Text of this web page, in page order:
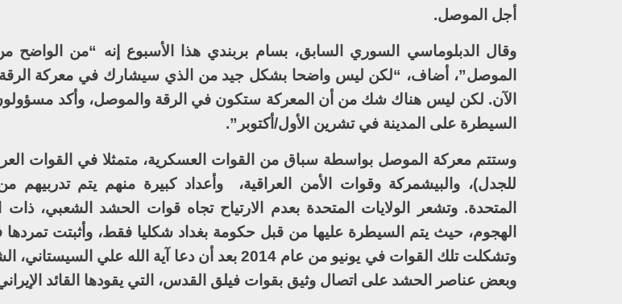
أجل الموصل.
وقال الدبلوماسي السوري السابق، بسام بربندي هذا الأسبوع إنه “من
الموصل”، أضاف، “لكن ليس واضحا بشكل جيد من الذي سيشارك في معركة الرقة.
الآن. لكن ليس هناك شك من أن المعركة ستكون في الرقة والموصل، وأكد
السيطرة على المدينة في تشرين الأول/أكتوبر”.
وستتم معركة الموصل بواسطة سباق من القوات العسكرية، متمثلا في القوات
للجدل)، والبيشمركة وقوات الأمن العراقية، وأعداد كبيرة منهم يتم تدربيهم
المتحدة. وتشعر الولايات المتحدة بعدم الارتياح تجاه قوات الحشد الشعبي، ذات
الهجوم، حيث يتم السيطرة عليها من قبل حكومة بغداد شكليا فقط، وأثبتت تمردها
وتشكلت تلك القوات في يونيو من عام 2014 بعد أن دعا آية الله
وبعض عناصر الحشد على اتصال وثيق بقوات فيلق القدس، التي يقودها القائد